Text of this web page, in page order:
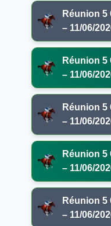
Réunion 5
– 11/06/
Réunion 5
– 11/06/
Réunion 5
– 11/06/
Réunion 5
– 11/06/
Réunion 5
– 11/06/